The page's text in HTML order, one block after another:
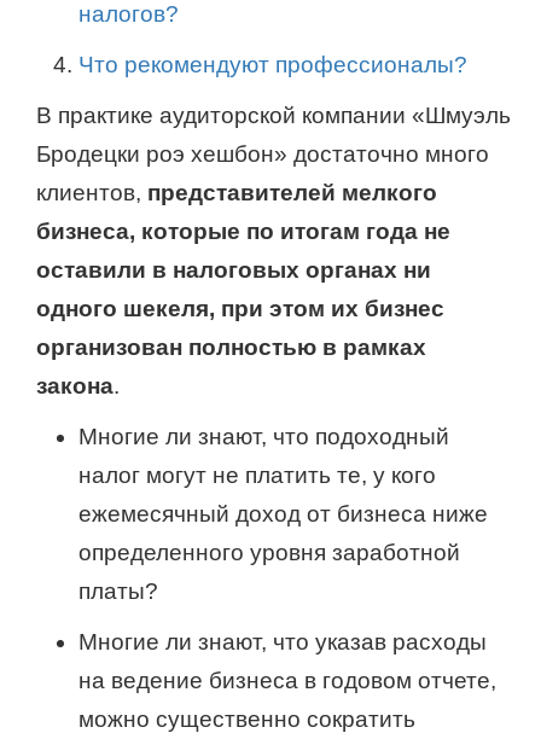
налогов?
Что рекомендуют профессионалы?
В практике аудиторской компании «Шмуэль
Бродецки роэ хешбон» достаточно много
клиентов, представителей мелкого
бизнеса, которые по итогам года не
оставили в налоговых органах ни
одного шекеля, при этом их бизнес
организован полностью в рамках
закона.
Многие ли знают, что подоходный
налог могут не платить те, у кого
ежемесячный доход от бизнеса ниже
определенного уровня заработной
платы?
Многие ли знают, что указав расходы
на ведение бизнеса в годовом отчете,
можно существенно сократить